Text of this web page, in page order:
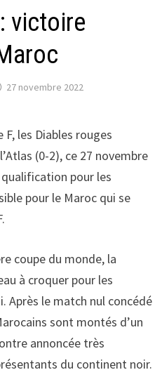
victoire
27 novembre 2022
les Diables rouges
(0-2), ce 27 novembre
pour les
pour le Maroc qui se
coupe du monde, la
à croquer pour les
Après le match nul concédé
sont montés d’un
annoncée très
du continent noir.